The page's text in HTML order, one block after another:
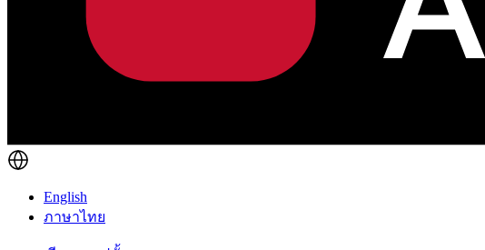
English
ภาษาไทย